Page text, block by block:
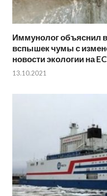
Иммунолог объяснил
вспышек чумы с
новости экологии на
13.10.2021